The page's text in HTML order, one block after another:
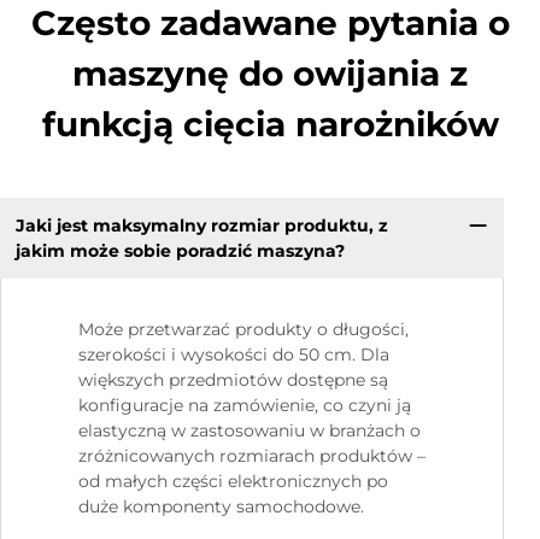
Często zadawane pytania o
maszynę do owijania z
funkcją cięcia narożników
Jaki jest maksymalny rozmiar produktu, z
jakim może sobie poradzić maszyna?
Może przetwarzać produkty o długości,
szerokości i wysokości do 50 cm. Dla
większych przedmiotów dostępne są
konfiguracje na zamówienie, co czyni ją
elastyczną w zastosowaniu w branżach o
zróżnicowanych rozmiarach produktów –
od małych części elektronicznych po
duże komponenty samochodowe.